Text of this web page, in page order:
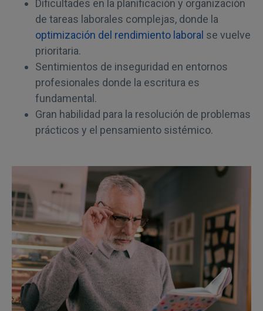
Dificultades en la planificación y organización
de tareas laborales complejas, donde la
optimización del rendimiento laboral se vuelve
prioritaria.
Sentimientos de inseguridad en entornos
profesionales donde la escritura es
fundamental.
Gran habilidad para la resolución de problemas
prácticos y el pensamiento sistémico.